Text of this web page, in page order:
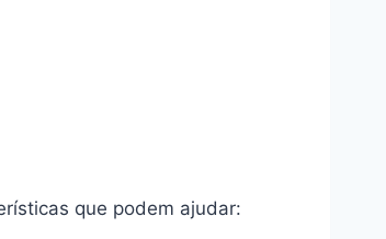
que podem ajudar: